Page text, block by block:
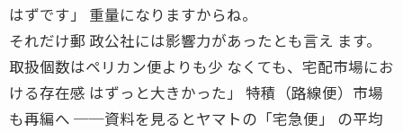
はずです」 重量になりますからね。
それだけ郵 政公社には影響力があったとも言え ます。
取扱個数はペリカン便よりも少 なくても、宅配市場にお
ける存在感 はずっと大きかった」 特積（路線便）市場
も再編へ ──資料を見るとヤマトの「宅急便」 の平均